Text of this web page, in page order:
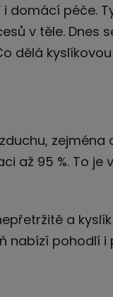
domácí péče.
v těle. Dnes
dělá
zejména
až 95 %. To je
a
nabízí pohodlí i